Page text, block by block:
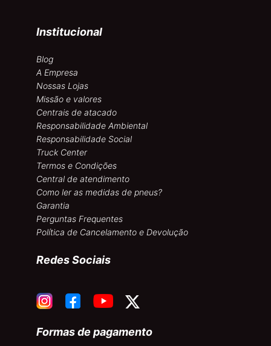
Institucional
Blog
A Empresa
Nossas Lojas
Missão e valores
Centrais de atacado
Responsabilidade Ambiental
Responsabilidade Social
Truck Center
Termos e Condições
Central de atendimento
Como ler as medidas de pneus?
Garantia
Perguntas Frequentes
Política de Cancelamento e Devolução
Redes Sociais
Formas de pagamento